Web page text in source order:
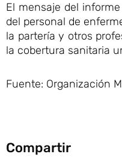
El mensaje del
del personal de
la partería y otros
la cobertura sanitaria
Fuente: Organización
Compartir